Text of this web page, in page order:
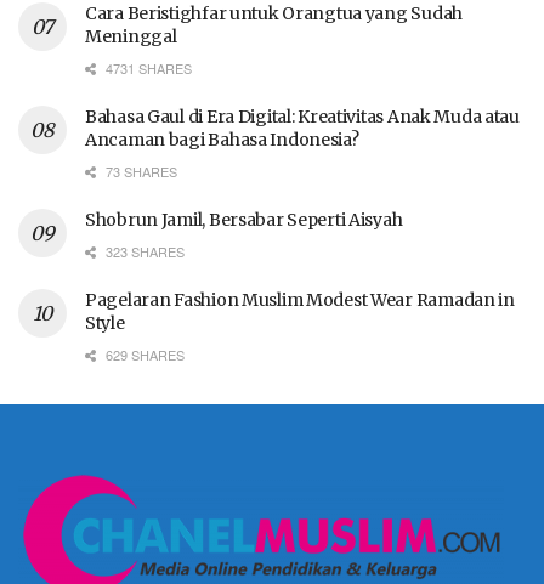
Cara Beristighfar untuk Orangtua yang Sudah
Meninggal
4731 SHARES
Bahasa Gaul di Era Digital: Kreativitas Anak Muda atau
Ancaman bagi Bahasa Indonesia?
73 SHARES
Shobrun Jamil, Bersabar Seperti Aisyah
323 SHARES
Pagelaran Fashion Muslim Modest Wear Ramadan in
Style
629 SHARES